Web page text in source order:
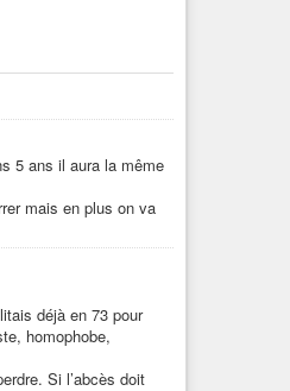
5 ans il aura la même
mais en plus on va
déjà en 73 pour
homophobe,
Si l’abcès doit